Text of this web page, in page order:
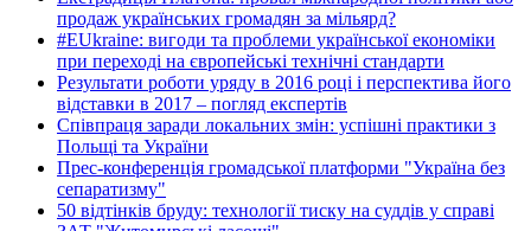
продаж українських громадян за мільярд?
#EUkraine: вигоди та проблеми української економіки
при переході на європейські технічні стандарти
Результати роботи уряду в 2016 році і перспектива його
відставки в 2017 – погляд експертів
Співпраця заради локальних змін: успішні практики з
Польщі та України
Прес-конференція громадської платформи "Україна без
сепаратизму"
50 відтінків бруду: технології тиску на суддів у справі